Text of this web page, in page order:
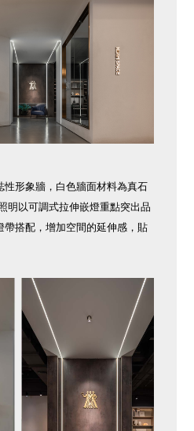
形象牆，白色牆面材料為真石
明以可調式拉伸嵌燈重點突出品
搭配，增加空間的延伸感，貼